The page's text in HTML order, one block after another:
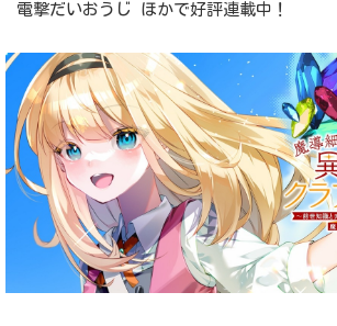
電撃だいおうじ ほかで好評連載中！